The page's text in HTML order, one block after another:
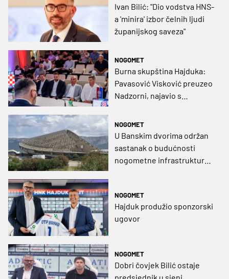
Ivan Bilić: "Dio vodstva HNS-
a 'minira' izbor čelnih ljudi
županijskog saveza"
NOGOMET
Burna skupština Hajduka:
Pavasović Visković preuzeo
Nadzorni, najavio s
2025. plus od 10 milijuna
eura
NOGOMET
U Banskim dvorima održan
sastanak o budućnosti
nogometne infrastrukture
NOGOMET
Hajduk produžio sponzorski
ugovor
NOGOMET
Dobri čovjek Bilić ostaje
predsjednik u sjeni,